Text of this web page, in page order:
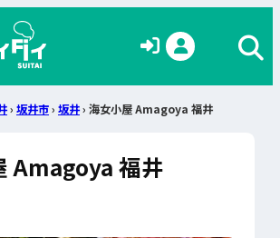
› 坂井市› 坂井› 海女小屋 Amagoya 福井
Amagoya 福井